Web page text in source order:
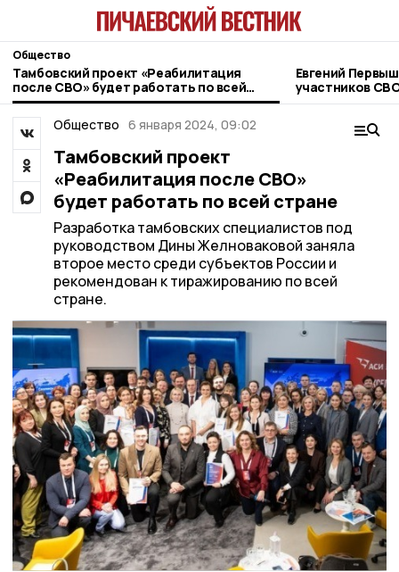
Общество
Тамбовский проект «Реабилитация
после СВО» будет работать по всей
стране
Евгений
участников
фонда
Общество 6 января 2024, 09:02
Тамбовский проект
«Реабилитация после СВО»
будет работать по всей стране
Разработка тамбовских специалистов под
руководством Дины Желноваковой заняла
второе место среди субъектов России и
рекомендован к тиражированию по всей
стране.